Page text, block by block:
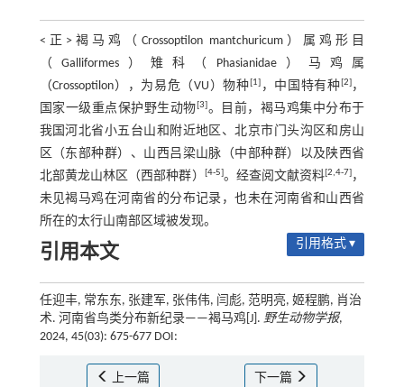
<正>褐马鸡（Crossoptilon mantchuricum）属鸡形目
（Galliformes）雉科（Phasianidae）马鸡属
（Crossoptilon），为易危（VU）物种[1]，中国特有种[2]，
国家一级重点保护野生动物[3]。目前，褐马鸡集中分布于
我国河北省小五台山和附近地区、北京市门头沟区和房山
区（东部种群）、山西吕梁山脉（中部种群）以及陕西省
北部黄龙山林区（西部种群）
[4-5]。经查阅文献资料[2,4-7] ，
未见褐马鸡在河南省的分布记录，也未在河南省和山西省
所在的太行山南部区域被发现。
引用本文 引用格式 ▾
任迎丰, 常东东, 张建军, 张伟伟, 闫彪, 范明亮, 姬程鹏, 肖治
术. 河南省鸟类分布新纪录——褐马鸡[J]. 野生动物学报,
2024, 45(03): 675-677 DOI:
上一篇 下一篇